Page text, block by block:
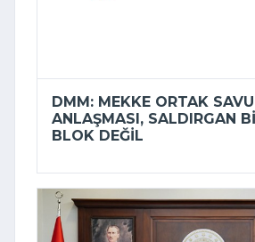
DMM: MEKKE ORTAK
ANLAŞMASI, SALDIRGAN
BLOK DEĞIL